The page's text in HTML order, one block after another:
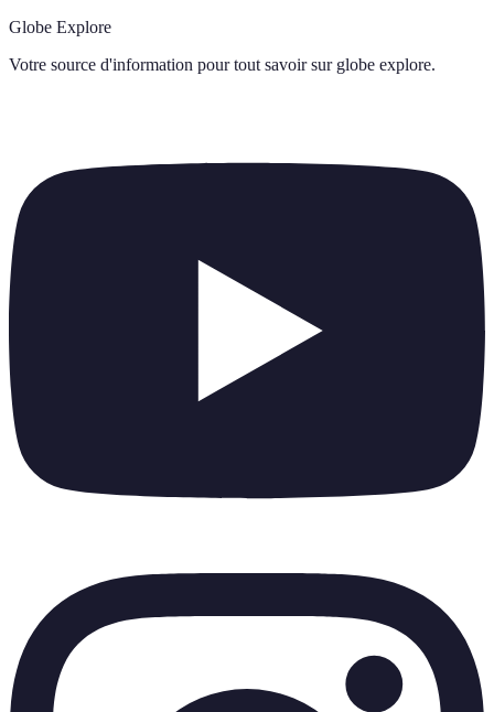
Globe Explore
Votre source d'information pour tout savoir sur globe explore.